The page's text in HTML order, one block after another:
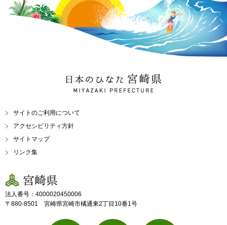
日本のひなた 宮崎県
MIYAZAKI PREFECTURE
サイトのご利用について
アクセシビリティ方針
サイトマップ
リンク集
宮崎県
法人番号：4000020450006
〒880-8501 宮崎県宮崎市橘通東2丁目10番1号